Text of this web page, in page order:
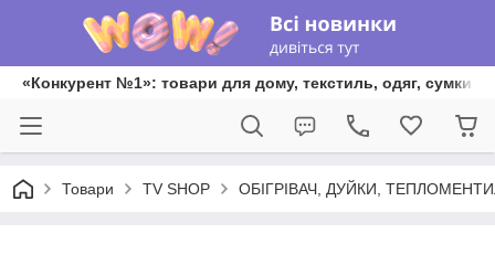
«Конкурент №1»: товари для дому, текстиль, одяг, сумки
Товари TV SHOP ОБІГРІВАЧ, ДУЙКИ,